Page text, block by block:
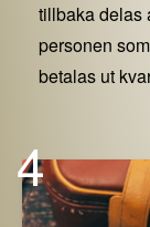
tillbaka delas
personen
betalas ut
4